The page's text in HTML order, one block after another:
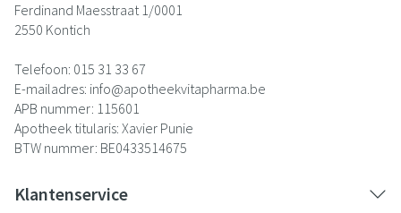
Ferdinand Maesstraat 1/0001
2550 Kontich
Telefoon: 015 31 33 67
E-mailadres: info@apotheekvitapharma.be
APB nummer: 115601
Apotheek titularis: Xavier Punie
BTW nummer: BE0433514675
Klantenservice